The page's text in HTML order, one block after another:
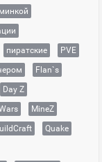
пиратские
PVE
Flan`s
Day Z
MineZ
Quake